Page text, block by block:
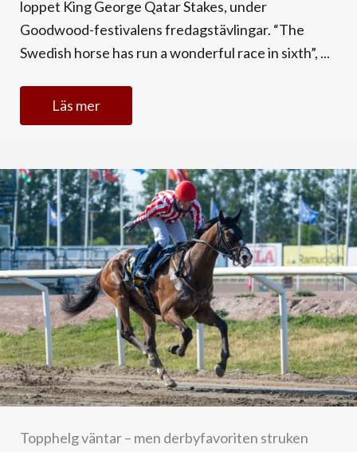
loppet King George Qatar Stakes, under
Goodwood-festivalens fredagstävlingar. “The
Swedish horse has run a wonderful race in sixth”, ...
Läs mer
Topphelg väntar – men derbyfavoriten struken